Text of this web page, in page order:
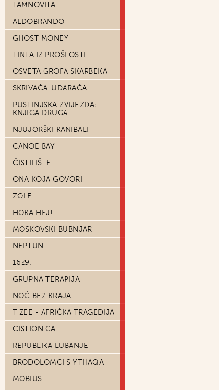
TAMNOVITA
ALDOBRANDO
GHOST MONEY
TINTA IZ PROŠLOSTI
OSVETA GROFA SKARBEKA
SKRIVAČA-UDARAČA
PUSTINJSKA ZVIJEZDA:
KNJIGA DRUGA
NJUJORŠKI KANIBALI
CANOE BAY
ČISTILIŠTE
ONA KOJA GOVORI
ZOLE
HOKA HEJ!
MOSKOVSKI BUBNJAR
NEPTUN
1629.
GRUPNA TERAPIJA
NOĆ BEZ KRAJA
T'ZEE - AFRIČKA TRAGEDIJA
ČISTIONICA
REPUBLIKA LUBANJE
BRODOLOMCI S YTHAQA
MOBIUS